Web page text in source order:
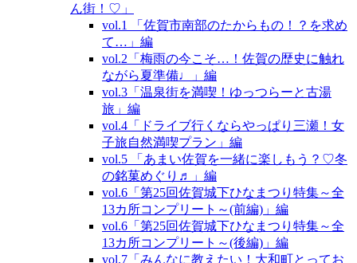
ん街！♡」
vol.1 「佐賀市南部のたからもの！？を求め
て…」編
vol.2「梅雨の今こそ…！佐賀の歴史に触れ
ながら夏準備♩」編
vol.3「温泉街を満喫！ゆっつらーと古湯
旅」編
vol.4「ドライブ行くならやっぱり三瀬！女
子旅自然満喫プラン」編
vol.5 「あまい佐賀を一緒に楽しもう？♡冬
の銘菓めぐり♬」編
vol.6「第25回佐賀城下ひなまつり特集～全
13カ所コンプリート～(前編)」編
vol.6「第25回佐賀城下ひなまつり特集～全
13カ所コンプリート～(後編)」編
vol.7「みんなに教えたい！大和町とってお